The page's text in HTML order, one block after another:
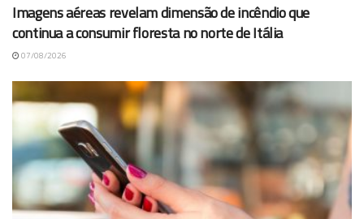
Imagens aéreas revelam dimensão de incêndio que
continua a consumir floresta no norte de Itália
07/08/2026